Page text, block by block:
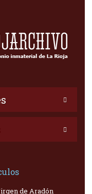
de Aradón